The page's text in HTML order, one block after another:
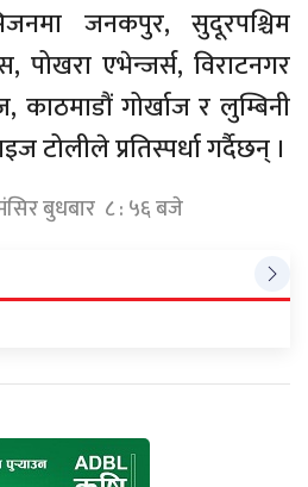
जनकपुर, सुदूरपश्चिम
पोखरा एभेन्जर्स, विराटनगर
काठमाडौं गोर्खाज र लुम्बिनी
टोलीले प्रतिस्पर्धा गर्दैछन् ।
बुधबार ८ : ५६ बजे